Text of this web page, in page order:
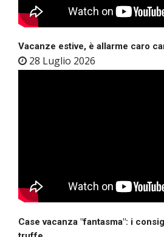
Vacanze estive, è allarme caro
28 Luglio 2026
Case vacanza "fantasma": i